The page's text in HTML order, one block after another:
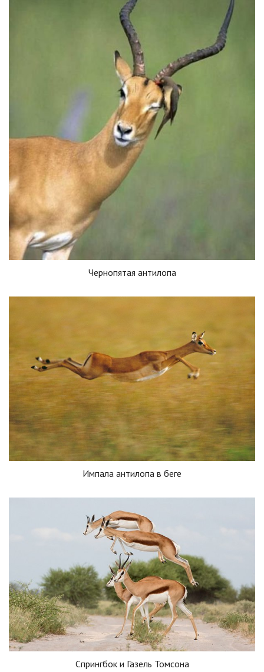
Чернопятая антилопа
Импала антилопа в беге
Спрингбок и Газель Томсона